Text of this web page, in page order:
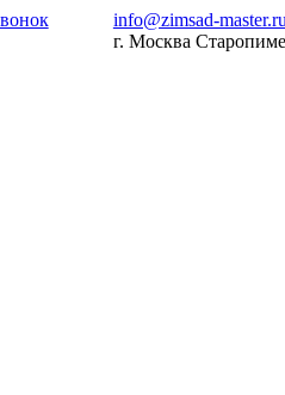
info@zimsad-master.ru
г. Москва